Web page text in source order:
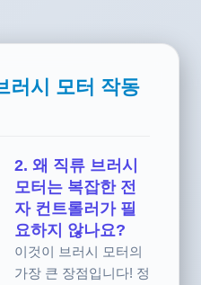
시 모터 작동
2. 왜 직류 브러시
모터는 복잡한 전
자 컨트롤러가 필
요하지 않나요?
이것이 브러시 모터의